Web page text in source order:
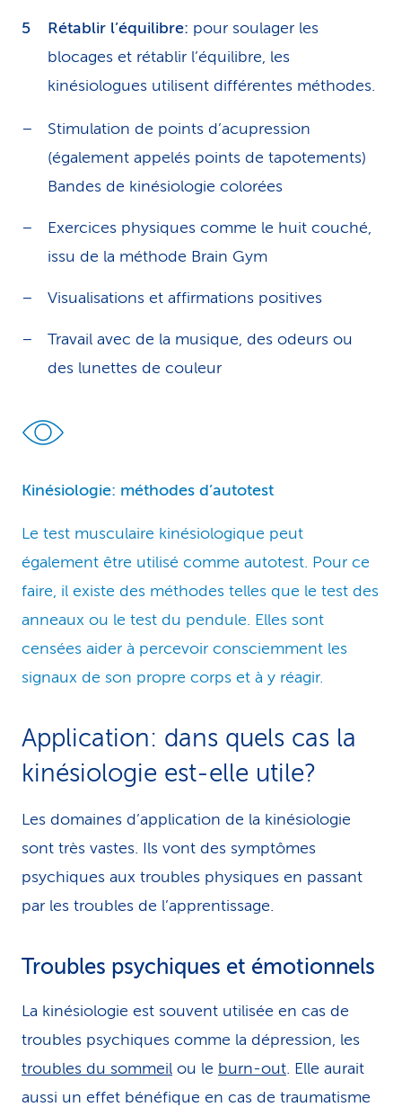
Rétablir l’équilibre: pour soulager les
blocages et rétablir l’équilibre, les
kinésiologues utilisent différentes méthodes.
Stimulation de points d’acupression
(également appelés points de tapotements)
Bandes de kinésiologie colorées
Exercices physiques comme le huit couché,
issu de la méthode Brain Gym
Visualisations et affirmations positives
Travail avec de la musique, des odeurs ou
des lunettes de couleur
Kinésiologie: méthodes d’autotest
Le test musculaire kinésiologique peut
également être utilisé comme autotest. Pour ce
faire, il existe des méthodes telles que le test des
anneaux ou le test du pendule. Elles sont
censées aider à percevoir consciemment les
signaux de son propre corps et à y réagir.
Application: dans quels cas la
kinésiologie est-elle utile?
Les domaines d’application de la kinésiologie
sont très vastes. Ils vont des symptômes
psychiques aux troubles physiques en passant
par les troubles de l’apprentissage.
Troubles psychiques et émotionnels
La kinésiologie est souvent utilisée en cas de
troubles psychiques comme la dépression, les
troubles du sommeil ou le burn-out. Elle aurait
aussi un effet bénéfique en cas de traumatisme